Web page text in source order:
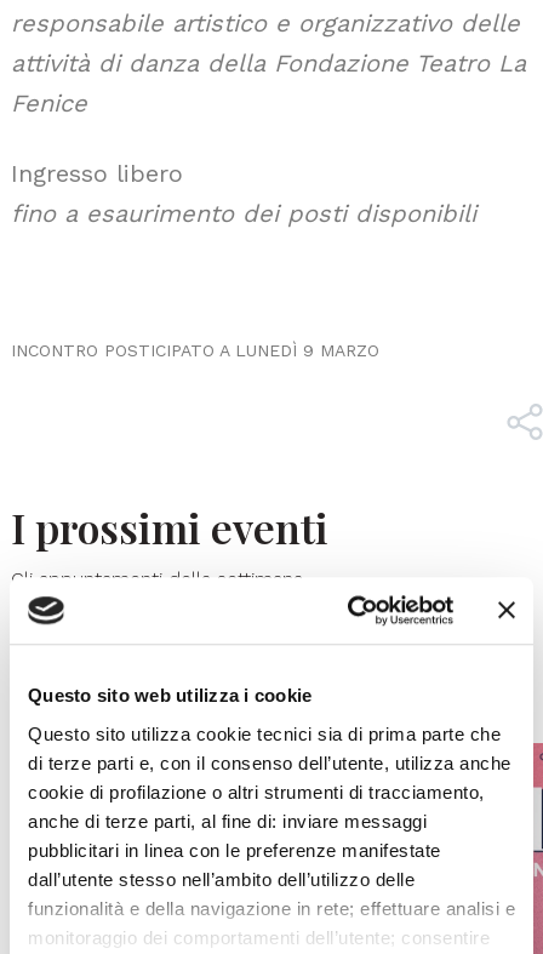
Questo sito web utilizza i cookie
Questo sito utilizza cookie tecnici sia di prima parte che
di terze parti e, con il consenso dell’utente, utilizza anche
cookie di profilazione o altri strumenti di tracciamento,
anche di terze parti, al fine di: inviare messaggi
pubblicitari in linea con le preferenze manifestate
dall’utente stesso nell’ambito dell’utilizzo delle
funzionalità e della navigazione in rete; effettuare analisi e
monitoraggio dei comportamenti dell’utente; consentire
responsabile artistico e organizzativo delle
attività di danza della Fondazione Teatro La
Fenice
Ingresso libero
fino a esaurimento dei posti disponibili
INCONTRO POSTICIPATO A LUNEDÌ 9 MARZO
I prossimi eventi
Gli appuntamenti della settimana
IL CALENDARIO COMPLETO